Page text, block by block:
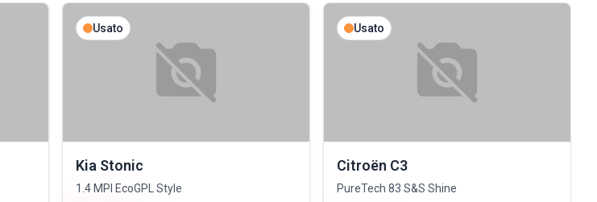
Usato
Kia Stonic
1.4 MPI EcoGPL Style
Usato
Citroën C3
PureTech 83 S&S Shine